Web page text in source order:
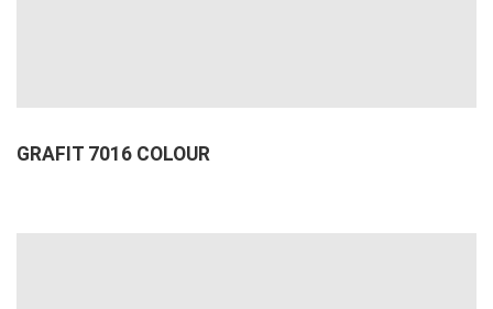
GRAFIT 7016 COLOUR